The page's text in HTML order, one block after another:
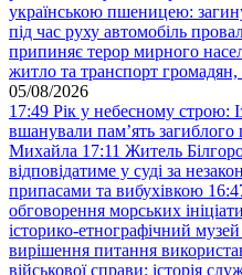
українською пшеницею:
під час руху автомобіль
припиняє терор мирного
житло та транспорт громадян,
05/08/2026
17:49 Рік у небесному строю:
вшанували пам’ять
Михайла 17:11 Житель
відповідатиме у суді за
припасами та вибухівкою
обговорення морських
історико-етнографічний
вирішення питання
військової справи: історія